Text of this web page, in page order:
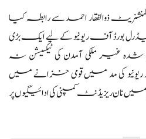
ذوالفقار احمد سے رابطہ کیا
بورڈ آف ریونیو کے لیے ایک بڑی
غیر ملکی آمدن کی ٹیکسیشن نہ
کی مد میں قومی خزانے میں
نان ریزیڈنٹ کمپنی کی ادائیگیوں پر